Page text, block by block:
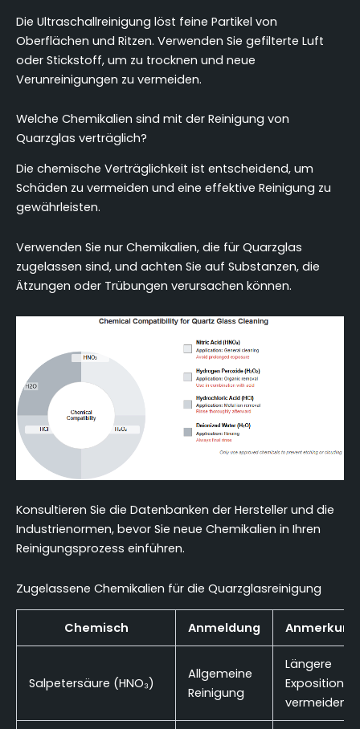
Die Ultraschallreinigung löst feine Partikel von
Oberflächen und Ritzen. Verwenden Sie gefilterte Luft
oder Stickstoff, um zu trocknen und neue
Verunreinigungen zu vermeiden.
Welche Chemikalien sind mit der Reinigung von
Quarzglas verträglich?
Die chemische Verträglichkeit ist entscheidend, um
Schäden zu vermeiden und eine effektive Reinigung zu
gewährleisten.
Verwenden Sie nur Chemikalien, die für Quarzglas
zugelassen sind, und achten Sie auf Substanzen, die
Ätzungen oder Trübungen verursachen können.
Konsultieren Sie die Datenbanken der Hersteller und die
Industrienormen, bevor Sie neue Chemikalien in Ihren
Reinigungsprozess einführen.
Zugelassene Chemikalien für die Quarzglasreinigung
Chemisch Anmeldung
Salpetersäure (HNO₃)
Allgemeine
Reinigung
Längere
Exposition
vermeiden